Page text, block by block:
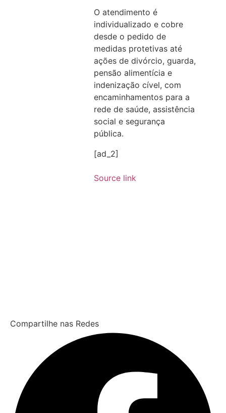
O atendimento é
individualizado e cobre
desde o pedido de
medidas protetivas até
ações de divórcio, guarda,
pensão alimentícia e
indenização cível, com
encaminhamentos para a
rede de saúde, assistência
social e segurança
pública.
[ad_2]
Source link
Compartilhe nas Redes